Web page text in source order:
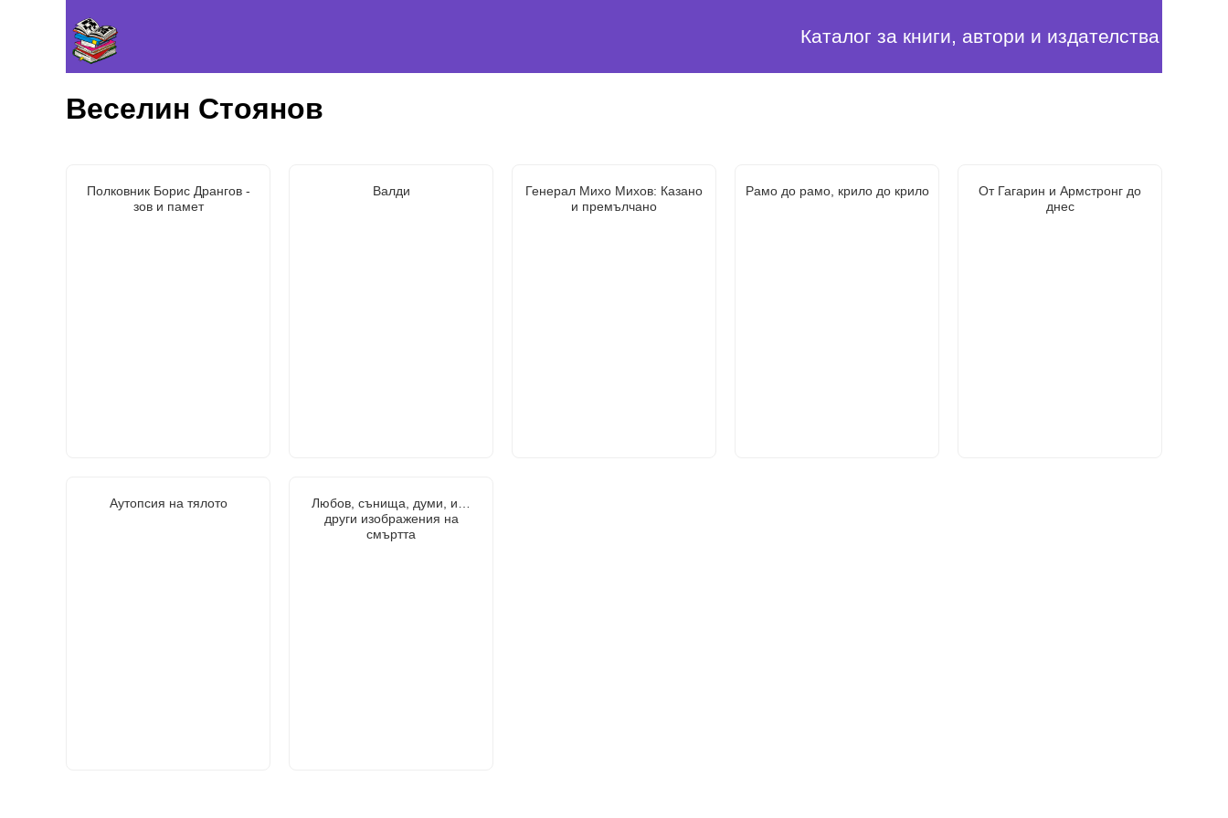
Каталог за книги, автори и издателства
Веселин Стоянов
Полковник Борис Дрангов -
зов и памет
Валди
Генерал Михо Михов: Казано
и премълчано
Рамо до рамо, крило до крило
От Гагарин и Армстронг до
днес
Аутопсия на тялото
Любов, сънища, думи, и…
други изображения на
смъртта